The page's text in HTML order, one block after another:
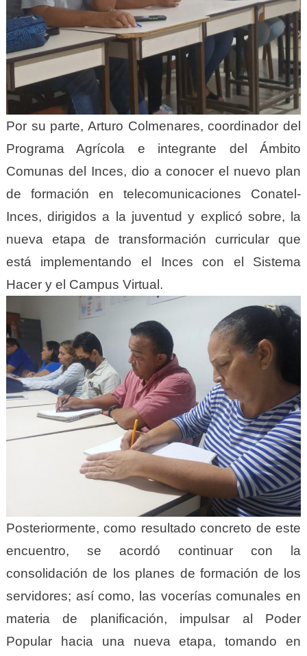
Por su parte, Arturo Colmenares, coordinador del
Programa Agrícola e integrante del Ámbito
Comunas del Inces, dio a conocer el nuevo plan
de formación en telecomunicaciones Conatel-
Inces, dirigidos a la juventud y explicó sobre, la
nueva etapa de transformación curricular que
está implementando el Inces con el Sistema
Hacer y el Campus Virtual.
Posteriormente, como resultado concreto de este
encuentro, se acordó continuar con la
consolidación de los planes de formación de los
servidores; así como, las vocerías comunales en
materia de planificación, impulsar al Poder
Popular hacia una nueva etapa, tomando en